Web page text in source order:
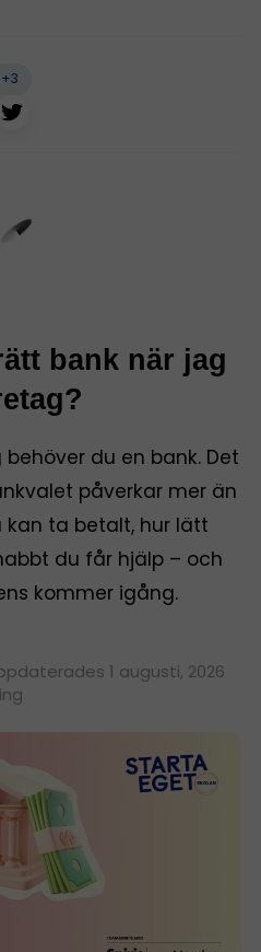
+3
bank när jag
du en bank. Det
påverkar mer än
kan ta betalt, hur lätt
du får hjälp – och
kommer igång.
1 augusti, 2026